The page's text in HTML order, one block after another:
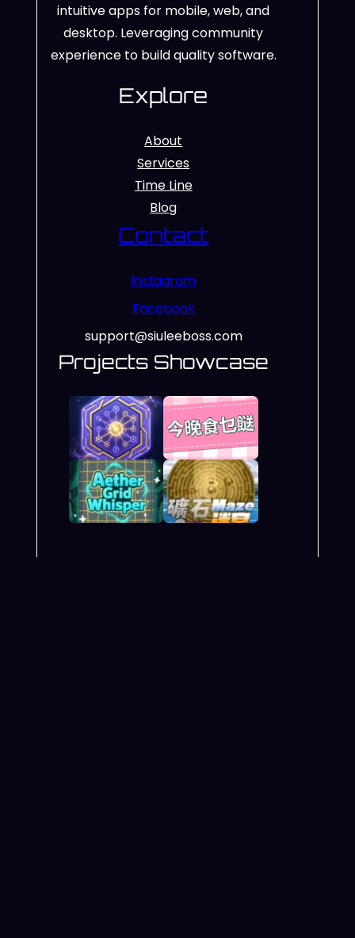
intuitive apps for mobile, web, and
desktop. Leveraging community
experience to build quality software.
Explore
About
Services
Time Line
Blog
Contact
Instagram
Facebook
support@siuleeboss.com
Projects Showcase